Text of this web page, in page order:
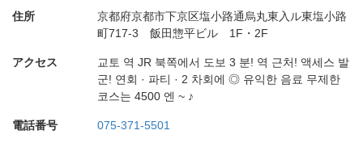
住所
京都府京都市下京区塩小路通烏丸東入ル東塩小路
町717-3 飯田惣平ビル 1F・2F
アクセス
교토 역 JR 북쪽에서 도보 3 분! 역 근처! 액세스 발
군! 연회 · 파티 · 2 차회에 ◎ 유익한 음료 무제한
코스는 4500 엔 ~ ♪
電話番号 075-371-5501